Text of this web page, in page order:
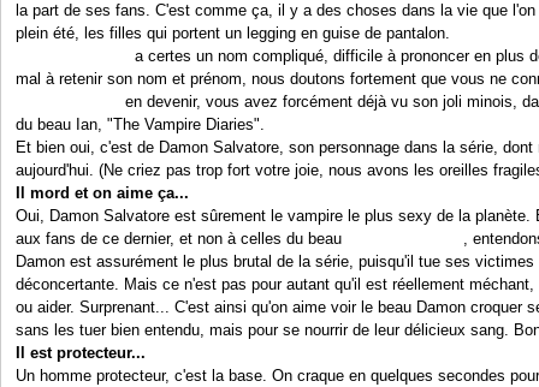
la part de ses fans. C'est comme ça, il y a des choses dans la vie que
plein été, les filles qui portent un legging en guise de pantalon.
a certes un nom compliqué, difficile à prononcer en plus
mal à retenir son nom et prénom, nous doutons fortement que vous ne
en devenir, vous avez forcément déjà vu son joli minois,
du beau Ian, "The Vampire Diaries".
Et bien oui, c'est de Damon Salvatore, son personnage dans la série,
aujourd'hui. (Ne criez pas trop fort votre joie, nous avons les oreilles
Il mord et on aime ça...
Oui, Damon Salvatore est sûrement le vampire le plus sexy de la planète.
aux fans de ce dernier, et non à celles du beau
,
Damon est assurément le plus brutal de la série, puisqu'il tue ses
déconcertante. Mais ce n'est pas pour autant qu'il est réellement
ou aider. Surprenant... C'est ainsi qu'on aime voir le beau Damon croquer
sans les tuer bien entendu, mais pour se nourrir de leur délicieux sang.
Il est protecteur...
Un homme protecteur, c'est la base. On craque en quelques secondes